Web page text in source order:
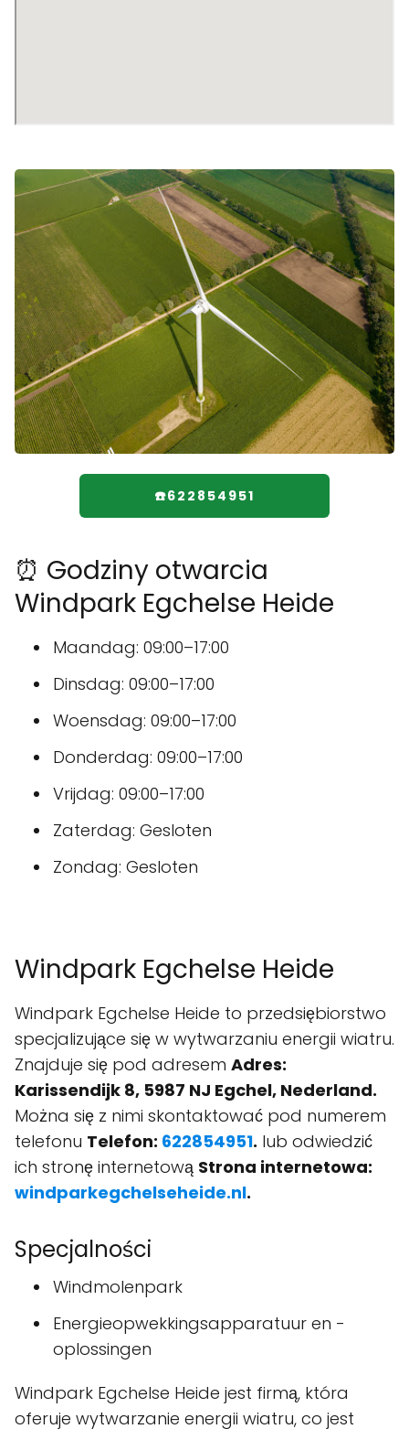
☎️622854951
⏰ Godziny otwarcia
Windpark Egchelse Heide
Maandag: 09:00–17:00
Dinsdag: 09:00–17:00
Woensdag: 09:00–17:00
Donderdag: 09:00–17:00
Vrijdag: 09:00–17:00
Zaterdag: Gesloten
Zondag: Gesloten
Windpark Egchelse Heide
Windpark Egchelse Heide to przedsiębiorstwo
specjalizujące się w wytwarzaniu energii wiatru.
Znajduje się pod adresem Adres:
Karissendijk 8, 5987 NJ Egchel, Nederland.
Można się z nimi skontaktować pod numerem
telefonu Telefon: 622854951. lub odwiedzić
ich stronę internetową Strona internetowa:
windparkegchelseheide.nl.
Specjalności
Windmolenpark
Energieopwekkingsapparatuur en -
oplossingen
Windpark Egchelse Heide jest firmą, która
oferuje wytwarzanie energii wiatru, co jest